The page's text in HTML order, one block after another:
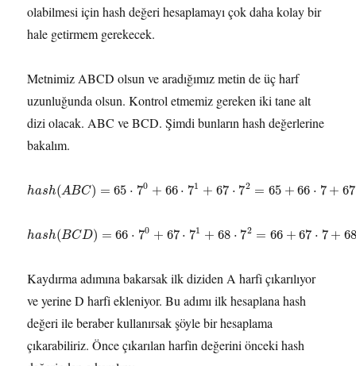
olabilmesi için hash değeri hesaplamayı çok daha kolay bir
hale getirmem gerekecek.
Metnimiz ABCD olsun ve aradığımız metin de üç harf
uzunluğunda olsun. Kontrol etmemiz gereken iki tane alt
dizi olacak. ABC ve BCD. Şimdi bunların hash değerlerine
bakalım.
hash(ABC) = 65 ⋅ 70 + 66 ⋅ 71 + 67 ⋅ 72 = 65 + 66 ⋅ 7 + 67
hash(BCD) = 66 ⋅ 70 + 67 ⋅ 71 + 68 ⋅ 72 = 66 + 67 ⋅ 7 +
Kaydırma adımına bakarsak ilk diziden A harfi çıkarılıyor
ve yerine D harfi ekleniyor. Bu adımı ilk hesaplana hash
değeri ile beraber kullanırsak şöyle bir hesaplama
çıkarabiliriz. Önce çıkarılan harfin değerini önceki hash